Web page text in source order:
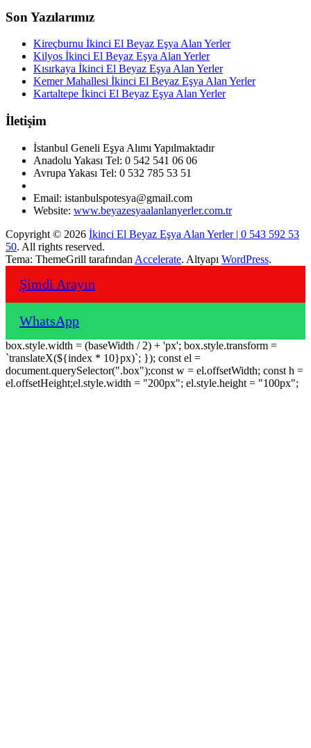
Son Yazılarımız
Kireçburnu İkinci El Beyaz Eşya Alan Yerler
Kilyos İkinci El Beyaz Eşya Alan Yerler
Kısırkaya İkinci El Beyaz Eşya Alan Yerler
Kemer Mahallesi İkinci El Beyaz Eşya Alan Yerler
Kartaltepe İkinci El Beyaz Eşya Alan Yerler
İletişim
İstanbul Geneli Eşya Alımı Yapılmaktadır
Anadolu Yakası Tel: 0 542 541 06 06
Avrupa Yakası Tel: 0 532 785 53 51
Email: istanbulspotesya@gmail.com
Website: www.beyazesyaalanlanyerler.com.tr
Copyright © 2026 İkinci El Beyaz Eşya Alan Yerler | 0 543 592 53
50. All rights reserved.
Tema: ThemeGrill tarafından Accelerate. Altyapı WordPress.
Şimdi Arayın
WhatsApp
box.style.width = (baseWidth / 2) + 'px'; box.style.transform =
`translateX(${index * 10}px)`; }); const el =
document.querySelector(".box");const w = el.offsetWidth; const h =
el.offsetHeight;el.style.width = "200px"; el.style.height = "100px";